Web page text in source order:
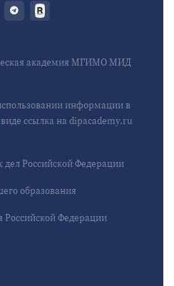
академия МГИМО МИД
информации в
ссылка на dipacademy.ru
Российской Федерации
образования
Федерации